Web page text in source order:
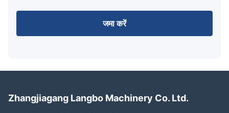
जमा करें
Zhangjiagang Langbo Machinery Co. Ltd.